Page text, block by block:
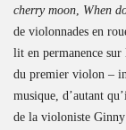
cherry moon When
de violonnades en
lit en permanence sur
du premier violon –
musique, d’autant
de la violoniste